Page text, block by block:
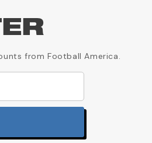
from Football America.